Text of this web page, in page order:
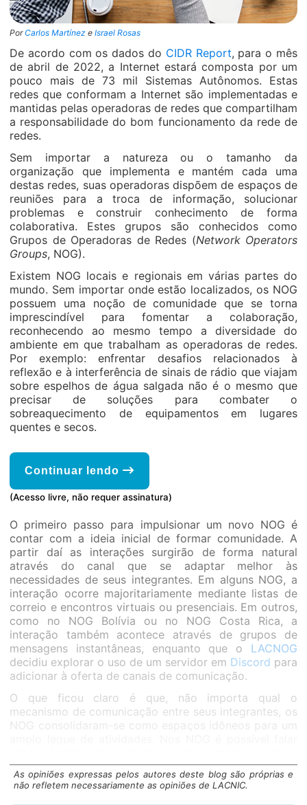
PorCarlos Martínez e Israel Rosas
De acordo com os dados do CIDR Report, para o mês
de abril de 2022, a Internet estará composta por um
pouco mais de 73 mil Sistemas Autônomos. Estas
redes que conformam a Internet são implementadas e
mantidas pelas operadoras de redes que compartilham
a responsabilidade do bom funcionamento da rede de
redes.
Sem importar a natureza ou o tamanho da
organização que implementa e mantém cada uma
destas redes, suas operadoras dispõem de espaços de
reuniões para a troca de informação, solucionar
problemas e construir conhecimento de forma
colaborativa. Estes grupos são conhecidos como
Grupos de Operadoras de Redes (Network Operators
Groups, NOG).
Existem NOG locais e regionais em várias partes do
mundo. Sem importar onde estão localizados, os NOG
possuem uma noção de comunidade que se torna
imprescindível para fomentar a colaboração,
reconhecendo ao mesmo tempo a diversidade do
ambiente em que trabalham as operadoras de redes.
Por exemplo: enfrentar desafios relacionados à
reflexão e à interferência de sinais de rádio que viajam
sobre espelhos de água salgada não é o mesmo que
precisar de soluções para combater o
sobreaquecimento de equipamentos em lugares
quentes e secos.
Continuar lendo
(Acesso livre, não requer assinatura)
O primeiro passo para impulsionar um novo NOG é
contar com a ideia inicial de formar comunidade. A
partir daí as interações surgirão de forma natural
através do canal que se adaptar melhor às
necessidades de seus integrantes. Em alguns NOG, a
interação ocorre majoritariamente mediante listas de
correio e encontros virtuais ou presenciais. Em outros,
como no NOG Bolívia ou no NOG Costa Rica, a
interação também acontece através de grupos de
mensagens instantâneas, enquanto que o LACNOG
decidiu explorar o uso de um servidor em Discord para
adicionar à oferta de canais de comunicação.
O que ficou claro é que, não importa qual o
mecanismo de comunicação entre seus integrantes, os
NOG consolidaram-se como espaços idôneos para um
problemas em conjunto, buscar treinamentos ou atrair
palestrantes de outras organizações do ecossistema
para resolver dúvidas. Alguns grupos já estão
As opiniões expressas pelos autores deste blog são próprias e
não refletem necessariamente as opiniões de LACNIC.